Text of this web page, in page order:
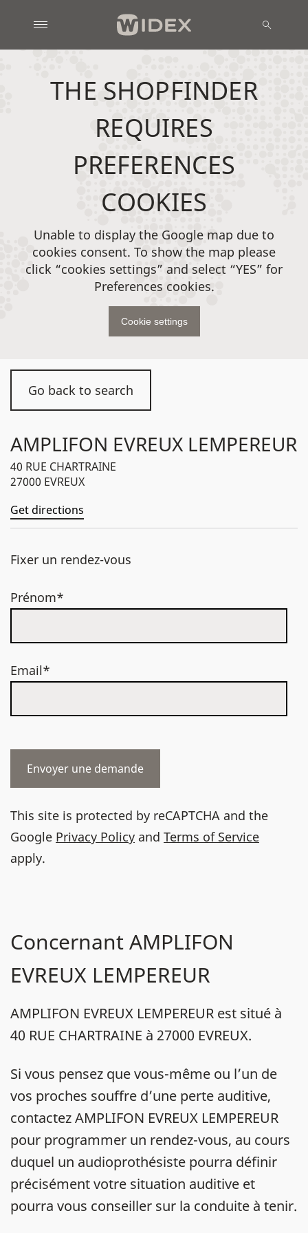
Go back to search
AMPLIFON EVREUX LEMPEREUR
40 RUE CHARTRAINE
27000 EVREUX
Get directions
Fixer un rendez-vous
Prénom*
Email*
This site is protected by reCAPTCHA and the
Google Privacy Policy and Terms of Service
apply.
Concernant AMPLIFON
EVREUX LEMPEREUR
AMPLIFON EVREUX LEMPEREUR est situé à
40 RUE CHARTRAINE à 27000 EVREUX.
Si vous pensez que vous-même ou l’un de
vos proches souffre d’une perte auditive,
contactez AMPLIFON EVREUX LEMPEREUR
pour programmer un rendez-vous, au cours
duquel un audioprothésiste pourra définir
précisément votre situation auditive et
pourra vous conseiller sur la conduite à tenir.
THE SHOPFINDER
REQUIRES
PREFERENCES
COOKIES
Unable to display the Google map due to
cookies consent. To show the map please
click “cookies settings” and select “YES” for
Preferences cookies.
Cookie settings